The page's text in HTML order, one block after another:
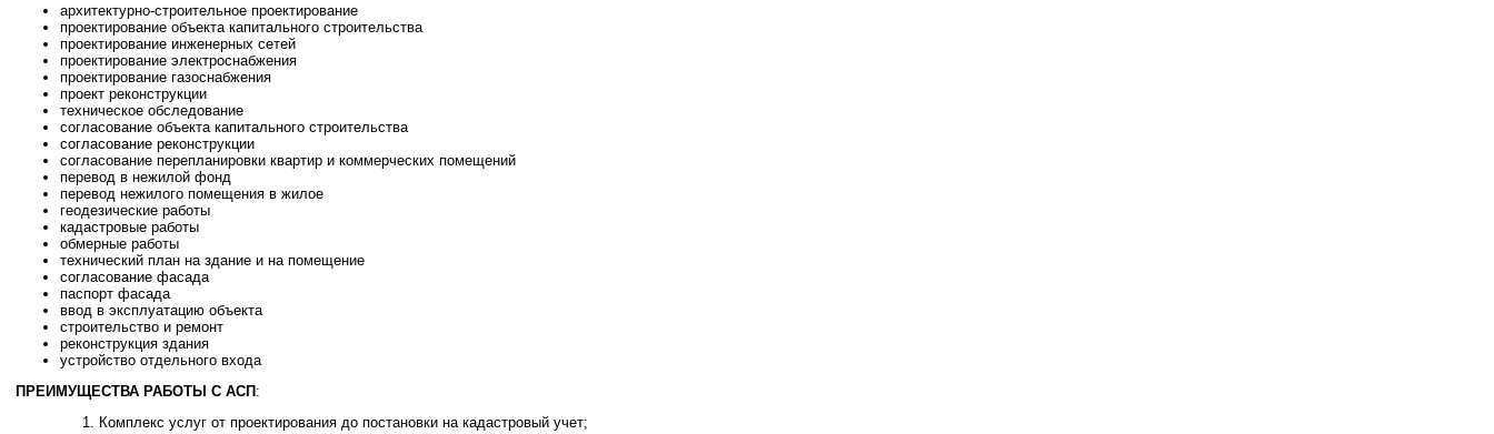
архитектурно-строительное проектирование
проектирование объекта капитального строительства
проектирование инженерных сетей
проектирование электроснабжения
проектирование газоснабжения
проект реконструкции
техническое обследование
согласование объекта капитального строительства
согласование реконструкции
согласование перепланировки квартир и коммерческих помещений
перевод в нежилой фонд
перевод нежилого помещения в жилое
геодезические работы
кадастровые работы
обмерные работы
технический план на здание и на помещение
согласование фасада
паспорт фасада
ввод в эксплуатацию объекта
строительство и ремонт
реконструкция здания
устройство отдельного входа
ПРЕИМУЩЕСТВА РАБОТЫ С АСП :
Комплекс услуг от проектирования до постановки на кадастровый учет;